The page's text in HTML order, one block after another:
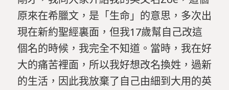
原來在希臘文，是「生命」的意思，多次出
現在新約聖經裏面，但我17歲幫自己改這
個名的時候，我完全不知道。當時，我在好
大的痛苦裡面，所以我好想改名換姓，過新
的生活，因此我放棄了自己由細到大用的英